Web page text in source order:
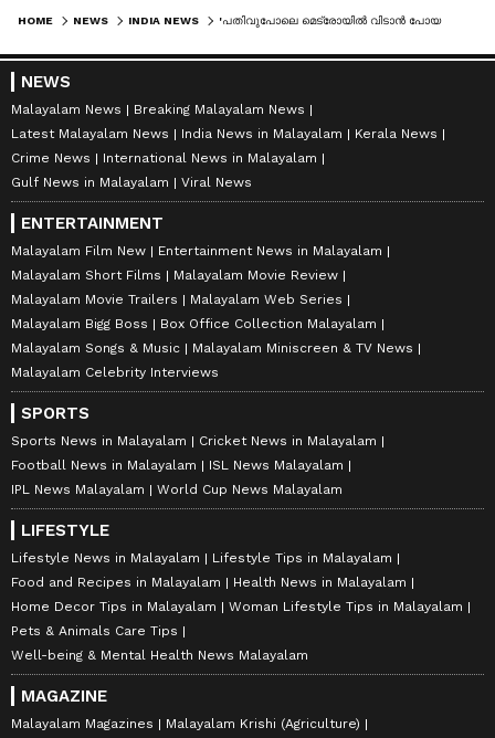
HOME NEWS INDIA NEWS 'പതിവുപോലെ മെട്രോയിൽ വിടാൻ പോയതാ'; ബൈക്കിന് പിന്നിലിരുന്ന ബാങ്ക് ജീവനക്കാരിക്ക് ദാരുണാന്ത്യം, ബെംഗളൂരുവിൽ റോഡിലെ കുഴി ജീവനെടുത്തു
NEWS
Malayalam News
Breaking Malayalam News
Latest Malayalam News
India News in Malayalam
Kerala News
Crime News
International News in Malayalam
Gulf News in Malayalam
Viral News
ENTERTAINMENT
Malayalam Film New
Entertainment News in Malayalam
Malayalam Short Films
Malayalam Movie Review
Malayalam Movie Trailers
Malayalam Web Series
Malayalam Bigg Boss
Box Office Collection Malayalam
Malayalam Songs & Music
Malayalam Miniscreen & TV News
Malayalam Celebrity Interviews
SPORTS
Sports News in Malayalam
Cricket News in Malayalam
Football News in Malayalam
ISL News Malayalam
IPL News Malayalam
World Cup News Malayalam
LIFESTYLE
Lifestyle News in Malayalam
Lifestyle Tips in Malayalam
Food and Recipes in Malayalam
Health News in Malayalam
Home Decor Tips in Malayalam
Woman Lifestyle Tips in Malayalam
Pets & Animals Care Tips
Well-being & Mental Health News Malayalam
MAGAZINE
Malayalam Magazines
Malayalam Krishi (Agriculture)